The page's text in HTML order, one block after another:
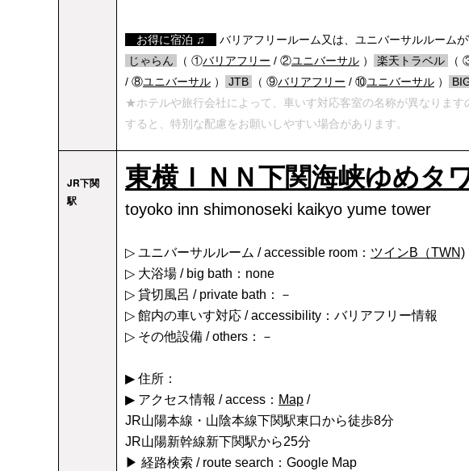
お得に宿泊 ♫
バリアフリールーム又は、ユニバーサルルーム
じゃらん （ ①バリアフリー / ②ユニバーサル ） 楽天トラベル （
/ ⑧ユニバーサル ） JTB （ ⑨バリアフリー / ⑩ユニバーサル ）
★ホテルや旅行会社によって、車いす対応客室の名称が異なりま
すると、特別な配慮をお願いしやすい場合があります。
JR下関
駅
東横ＩＮＮ下関海峡ゆめタ
toyoko inn shimonoseki kaikyo yume tower
▷ ユニバーサルルーム / accessible room： ツインB（TWN)
▷ 大浴場 / big bath：none
▷ 貸切風呂 / private bath：－
▷ 館内の車いす対応 / accessibility：バリアフリー情報
▷ その他設備 / others：－
▶ 住所：
▶ アクセス情報 / access： Map /
JR山陽本線・山陰本線下関駅東口から徒歩8分
JR山陽新幹線新下関駅から25分
▶ 経路検索 / route search：Google Map